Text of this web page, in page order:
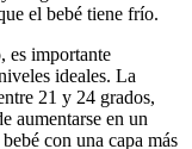
el bebé tiene frío.
es importante
ideales. La
21 y 24 grados,
aumentarse en un
con una capa más